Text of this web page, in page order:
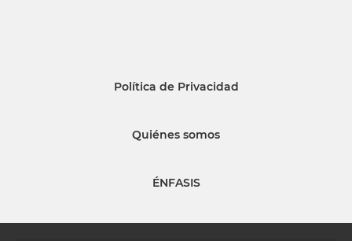
Política de Privacidad
Quiénes somos
ÉNFASIS